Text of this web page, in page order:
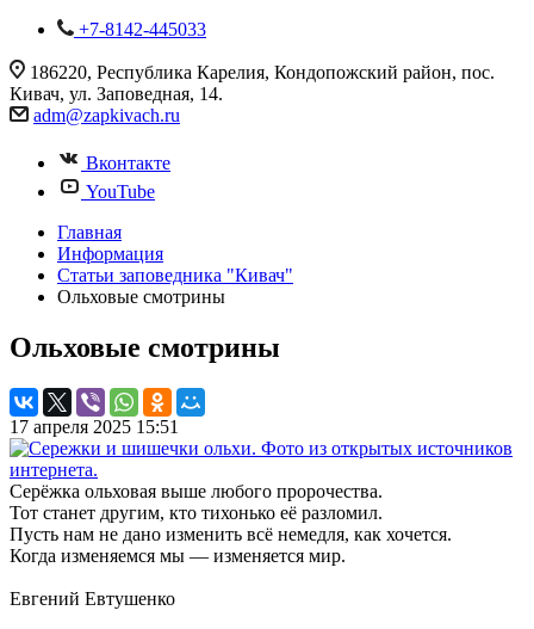
+7-8142-445033
186220, Республика Карелия, Кондопожский район, пос.
Кивач, ул. Заповедная, 14.
adm@zapkivach.ru
Вконтакте
YouTube
Главная
Информация
Статьи заповедника "Кивач"
Ольховые смотрины
Ольховые смотрины
17 апреля 2025 15:51
Серёжка ольховая выше любого пророчества.
Тот станет другим, кто тихонько её разломил.
Пусть нам не дано изменить всё немедля, как хочется.
Когда изменяемся мы — изменяется мир.
Евгений Евтушенко